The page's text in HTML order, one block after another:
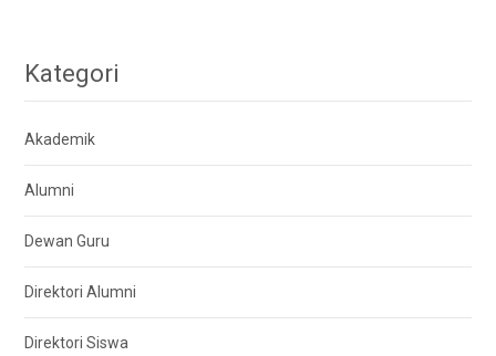
Kategori
Akademik
Alumni
Dewan Guru
Direktori Alumni
Direktori Siswa